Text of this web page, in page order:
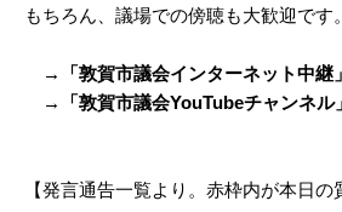
もちろん、議場での傍聴も大歓迎です。
→「敦賀市議会インターネット中継
→「敦賀市議会YouTubeチャンネル
【発言通告一覧より。赤枠内が本日の